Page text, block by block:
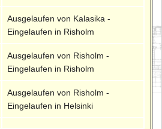
Ausgelaufen von Kalasika -
Eingelaufen in Risholm
Ausgelaufen von Risholm -
Eingelaufen in Risholm
Ausgelaufen von Risholm -
Eingelaufen in Helsinki